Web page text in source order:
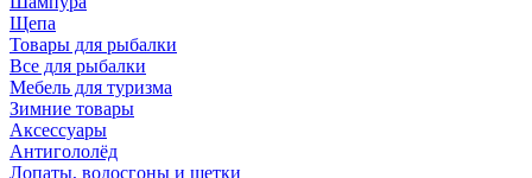
Щепа
Товары для рыбалки
Все для рыбалки
Мебель для туризма
Зимние товары
Аксессуары
Антигололёд
Лопаты, водосгоны и щетки